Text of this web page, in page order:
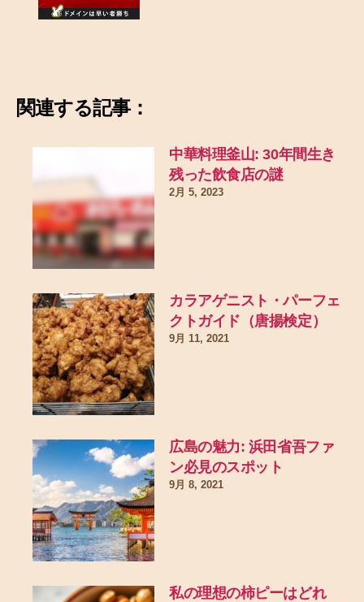
関連する記事：
中華料理釜山: 30年間生き
残った飲食店の謎
2月 5, 2023
カラアゲニスト・パーフェ
クトガイド（唐揚検定）
9月 11, 2021
広島の魅力: 浜田省吾ファ
ン必見のスポット
9月 8, 2021
私の理想の柿ピーはどれ